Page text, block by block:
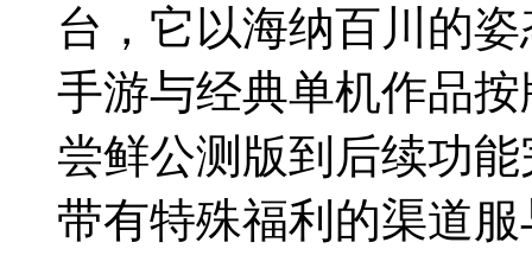
台，它以海纳百川的
手游与经典单机作品
尝鲜公测版到后续功
带有特殊福利的渠道